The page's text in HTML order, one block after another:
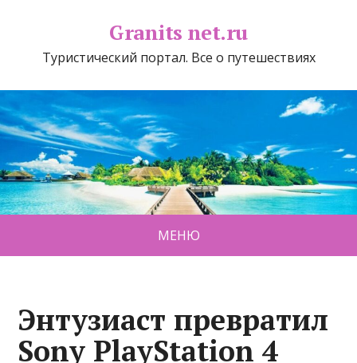
Granits net.ru
Туристический портал. Все о путешествиях
МЕНЮ
Энтузиаст превратил
Sony PlayStation 4